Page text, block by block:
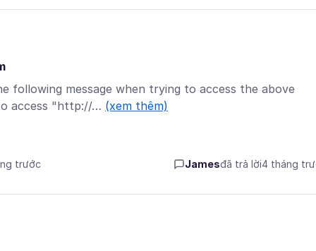
following message when trying to access the above
access "http://… (xem thêm)
trước Jamesđã trả lời4 tháng